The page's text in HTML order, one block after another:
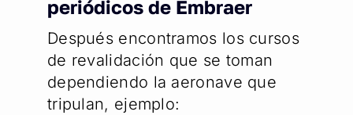
periódicos de Embraer
Después encontramos los cursos
de revalidación que se toman
dependiendo la aeronave que
tripulan, ejemplo: